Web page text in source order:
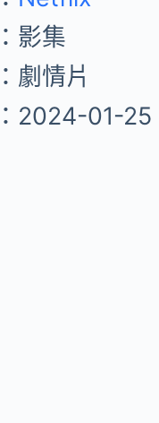
影集
劇情片
2024-01-25